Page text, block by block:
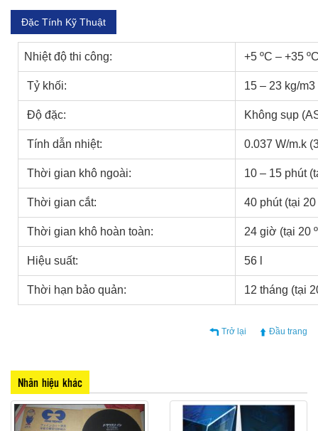
Đặc Tính Kỹ Thuật
Nhiệt độ thi công: +5 ºC – +35
Tỷ khối: 15 – 23 kg/m3
Độ đặc: Không sụp
Tính dẫn nhiệt: 0.037 W/m.k
Thời gian khô ngoài: 10 – 15 phút
Thời gian cắt: 40 phút (tại
Thời gian khô hoàn toàn: 24 giờ (tại 20
Hiệu suất: 56 l
Thời hạn bảo quản: 12 tháng (tại
Trở lại Đầu trang
Nhãn hiệu khác